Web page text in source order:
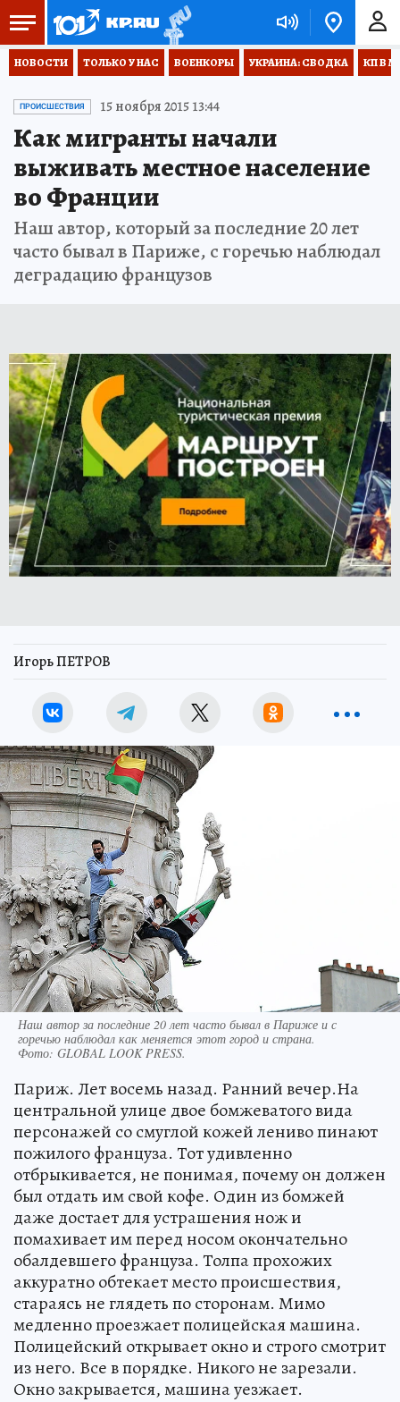
НОВОСТИ ТОЛЬКО У НАС ВОЕНКОРЫ УКРАИНА: СВОДКА КП В
ПРОИСШЕСТВИЯ 15 ноября 2015 13:44
Как мигранты начали
выживать местное население
во Франции
Наш автор, который за последние 20 лет
часто бывал в Париже, с горечью наблюдал
деградацию французов
Игорь ПЕТРОВ
Наш автор за последние 20 лет часто бывал в Париже и с
горечью наблюдал как меняется этот город и страна.
Фото: GLOBAL LOOK PRESS.
Париж. Лет восемь назад. Ранний вечер.На
центральной улице двое бомжеватого вида
персонажей со смуглой кожей лениво пинают
пожилого француза. Тот удивленно
отбрыкивается, не понимая, почему он должен
был отдать им свой кофе. Один из бомжей
даже достает для устрашения нож и
помахивает им перед носом окончательно
обалдевшего француза. Толпа прохожих
аккуратно обтекает место происшествия,
стараясь не глядеть по сторонам. Мимо
медленно проезжает полицейская машина.
Полицейский открывает окно и строго смотрит
из него. Все в порядке. Никого не зарезали.
Окно закрывается, машина уезжает.